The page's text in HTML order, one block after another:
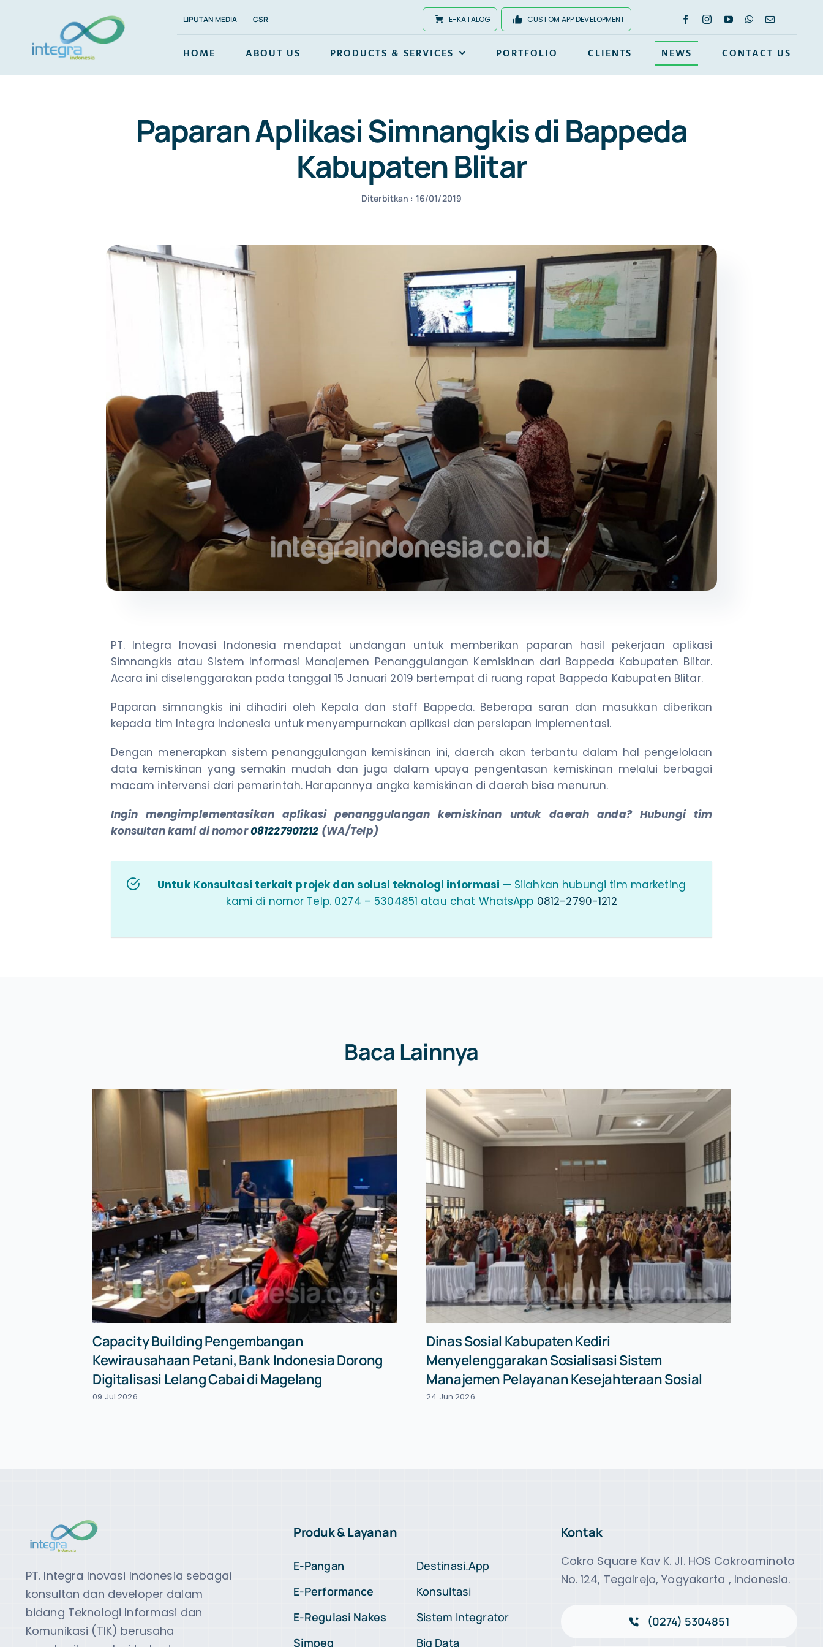
content
LIPUTAN MEDIA CSR E-KATALOG CUSTOM APP DEVELOPMENT
HOME ABOUT US PRODUCTS & SERVICES PORTFOLIO CLIENTS NEWS CONTACT US
Paparan Aplikasi Simnangkis di Bappeda
Kabupaten Blitar
Diterbitkan : 16/01/2019
PT. Integra Inovasi Indonesia mendapat undangan untuk memberikan paparan hasil pekerjaan aplikasi
Simnangkis atau Sistem Informasi Manajemen Penanggulangan Kemiskinan dari Bappeda Kabupaten Blitar.
Acara ini diselenggarakan pada tanggal 15 Januari 2019 bertempat di ruang rapat Bappeda Kabupaten Blitar.
Paparan simnangkis ini dihadiri oleh Kepala dan staff Bappeda. Beberapa saran dan masukkan diberikan
kepada tim Integra Indonesia untuk menyempurnakan aplikasi dan persiapan implementasi.
Dengan menerapkan sistem penanggulangan kemiskinan ini, daerah akan terbantu dalam hal pengelolaan
data kemiskinan yang semakin mudah dan juga dalam upaya pengentasan kemiskinan melalui berbagai
macam intervensi dari pemerintah. Harapannya angka kemiskinan di daerah bisa menurun.
Ingin mengimplementasikan aplikasi penanggulangan kemiskinan untuk daerah anda? Hubungi tim
konsultan kami di nomor081227901212 (WA/Telp)
Untuk Konsultasi terkait projek dan solusi teknologi informasi — Silahkan hubungi tim marketing
kami di nomor Telp. 0274 – 5304851 atau chat WhatsApp 0812-2790-1212
Baca Lainnya
Capacity Building Pengembangan
Kewirausahaan Petani, Bank Indonesia Dorong
Digitalisasi Lelang Cabai di Magelang
09 Jul 2026
Dinas Sosial Kabupaten Kediri
Menyelenggarakan Sosialisasi Sistem
Manajemen Pelayanan Kesejahteraan Sosial
24 Jun 2026
PT. Integra Inovasi Indonesia sebagai
konsultan dan developer dalam
bidang Teknologi Informasi dan
Komunikasi (TIK) berusaha
Produk & Layanan
E-Pangan
E-Performance
E-Regulasi Nakes
Simpeg
Destinasi.App
Konsultasi
Sistem Integrator
Big Data
Kontak
Cokro Square Kav K. Jl. HOS Cokroaminoto
No. 124, Tegalrejo, Yogyakarta , Indonesia.
(0274) 5304851